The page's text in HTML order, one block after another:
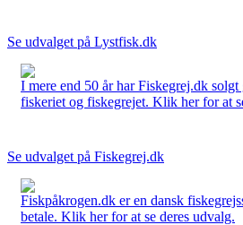
Se udvalget på Lystfisk.dk
I mere end 50 år har Fiskegrej.dk
fiskeriet og fiskegrejet. Klik her for at
Se udvalget på Fiskegrej.dk
Fiskpåkrogen.dk er en dansk
betale. Klik her for at se deres udvalg.